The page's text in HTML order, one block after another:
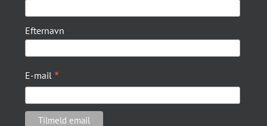
Efternavn
E-mail *